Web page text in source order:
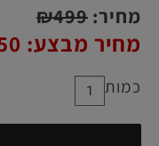
מחיר: ₪499
מחיר מבצע:
כמות